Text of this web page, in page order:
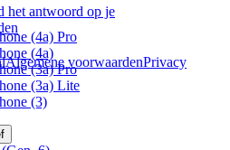
(4a) Pro
(4a)
(3a) Pro
(3a) Lite
(3)
het antwoord op je
Algemene voorwaardenPrivacy